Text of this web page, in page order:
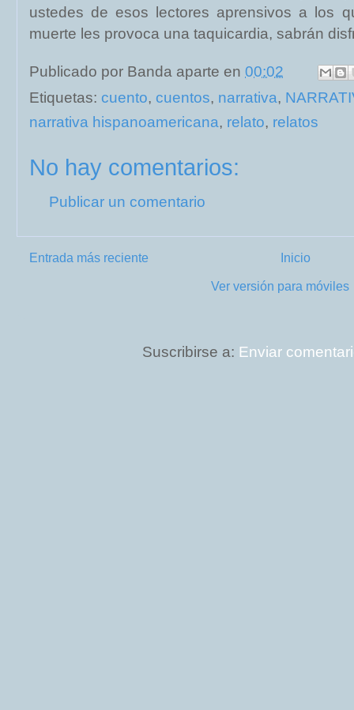
ustedes de esos lectores aprensivos a los
muerte les provoca una taquicardia, sabrán
Publicado por Banda aparte en 00:02
Etiquetas: cuento, cuentos, narrativa,
narrativa hispanoamericana, relato, relatos
No hay comentarios:
Publicar un comentario
Entrada más reciente Inicio
Ver versión para móviles
Suscribirse a: Enviar